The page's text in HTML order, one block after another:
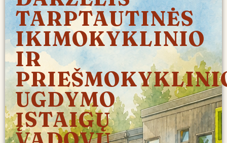
TARPTAUTINĖS
IKIMOKYKLINIO
IR
UGDYMO
ĮSTAIGŲ